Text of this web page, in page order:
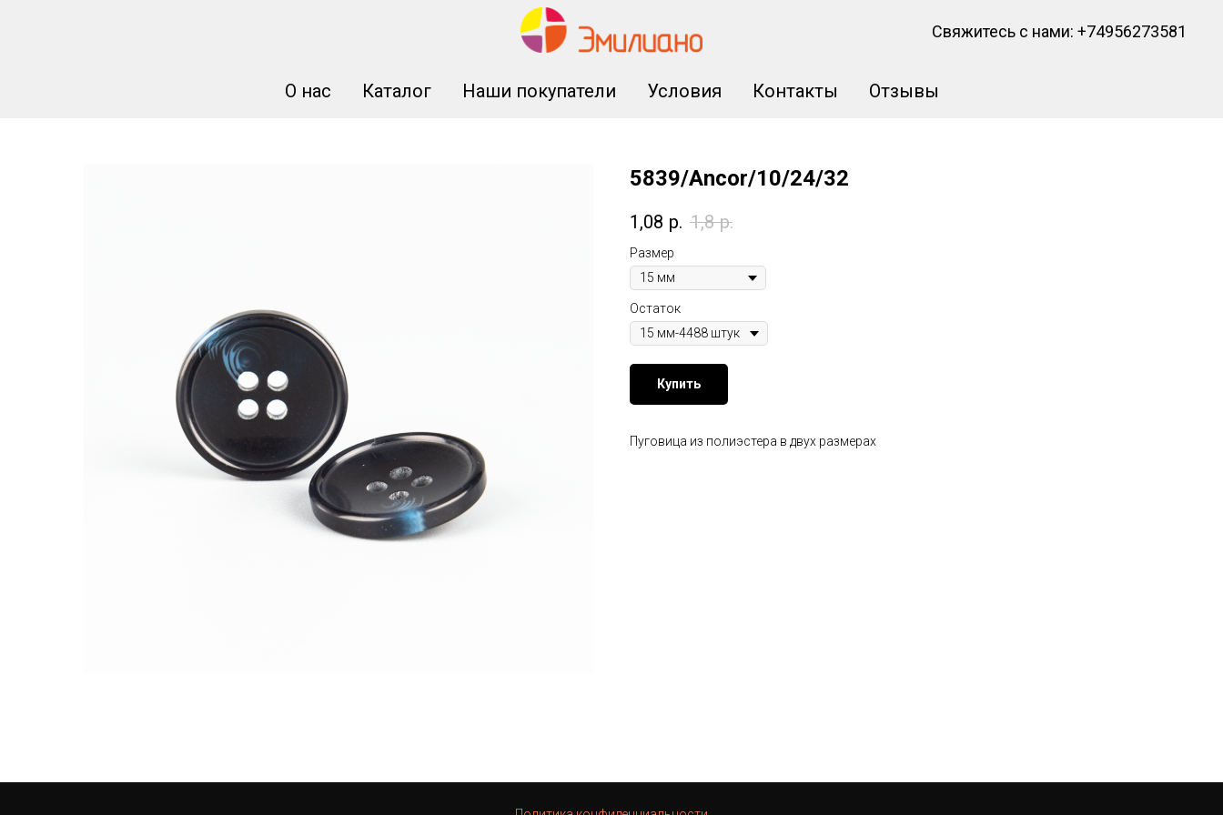
Свяжитесь с нами: +74956273581
О нас Каталог Наши покупатели Условия Контакты Отзывы
5839/Ancor/10/24/32
1,08 р. 1,8 р.
Размер
Остаток
Купить
Пуговица из полиэстера в двух размерах